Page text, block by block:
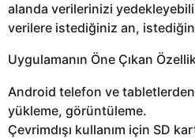
alanda verilerinizi
verilere istediğiniz an,
Uygulamanın Öne Çıkan
Android telefon ve
yükleme, görüntüleme.
Çevrimdışı kullanım için SD